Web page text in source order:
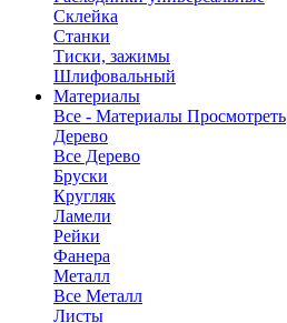
Склейка
Станки
Тиски, зажимы
Шлифовальный
Материалы
Все - Материалы Просмотреть
Дерево
Все Дерево
Бруски
Кругляк
Ламели
Рейки
Фанера
Металл
Все Металл
Листы